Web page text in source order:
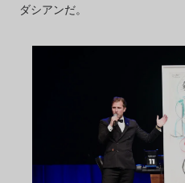
ダシアンだ。